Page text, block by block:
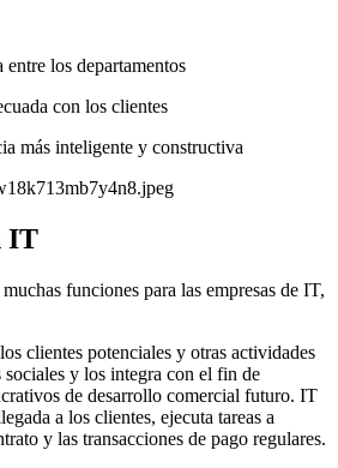
los departamentos
con los clientes
más inteligente y constructiva
IT
funciones para las empresas de IT,
clientes potenciales y otras actividades
y los integra con el fin de
de desarrollo comercial futuro. IT
a los clientes, ejecuta tareas a
y las transacciones de pago regulares.